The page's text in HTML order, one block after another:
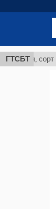
ГТСБТ
сорт 1 (кг.)